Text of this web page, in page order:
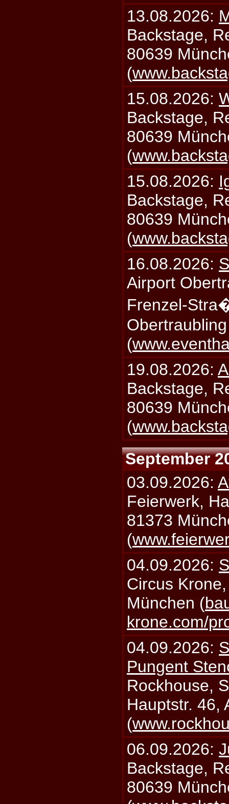
13.08.2026:
Backstage,
80639
(
15.08.2026:
Backstage,
80639
(
15.08.2026:
Backstage,
80639
(
16.08.2026:
Airport
Frenzel-
(
19.08.2026:
Backstage,
80639
(
September
03.09.2026:
Feierwerk,
81373
(
04.09.2026:
Circus
München (
krone.com/
04.09.2026:
Pungent
Rockhouse,
Hauptstr. 46,
(
06.09.2026:
Backstage,
80639